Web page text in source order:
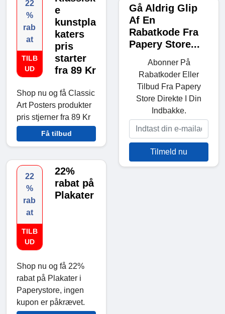
22
%
rab
at
TILB
UD
e
kunstpla
katers
pris
starter
fra 89 Kr
Shop nu og få Classic
Art Posters produkter
pris stjerner fra 89 Kr
Få tilbud
22
%
rab
at
TILB
UD
22%
rabat på
Plakater
​​Shop nu og få 22%
rabat på Plakater i
Paperystore, ingen
kupon er påkrævet.
Gå Aldrig Glip
Af En
Rabatkode Fra
Papery Store...
Abonner På
Rabatkoder Eller
Tilbud Fra Papery
Store Direkte I Din
Indbakke.
Tilmeld nu